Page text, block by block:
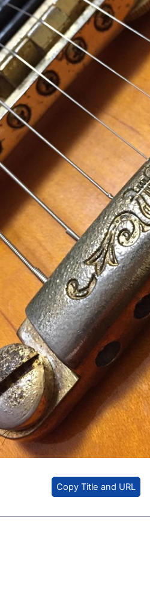
Copy Title and URL